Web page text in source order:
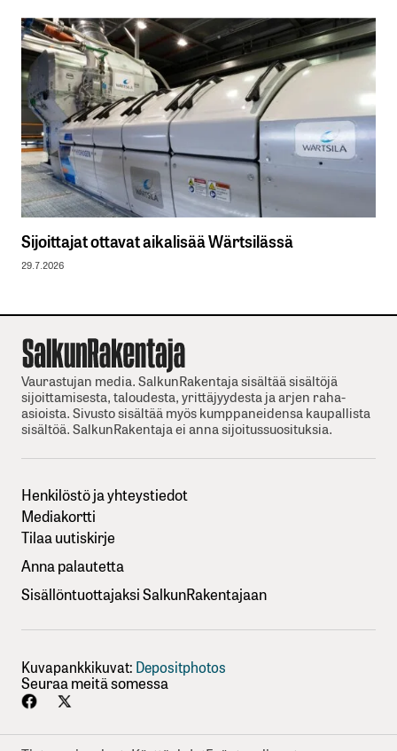
Sijoittajat ottavat aikalisää Wärtsilässä
29.7.2026
Vaurastujan media. SalkunRakentaja sisältää sisältöjä
sijoittamisesta, taloudesta, yrittäjyydesta ja arjen raha-
asioista. Sivusto sisältää myös kumppaneidensa kaupallista
sisältöä. SalkunRakentaja ei anna sijoitussuosituksia.
Henkilöstö ja yhteystiedot
Mediakortti
Tilaa uutiskirje
Anna palautetta
Sisällöntuottajaksi SalkunRakentajaan
Kuvapankkikuvat: Depositphotos
Seuraa meitä somessa